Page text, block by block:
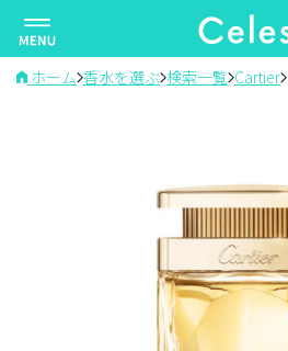
ナ
ビ
ゲ ホーム 香水を選ぶ 検索一覧 Cartier